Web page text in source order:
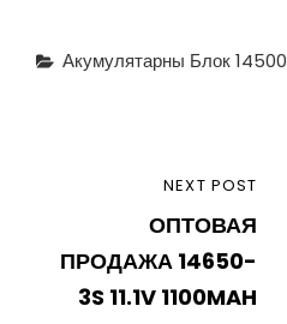
Categories
Акумулятарны Блок 14500
Навігацыя
запісах
NEXT POST
ОПТОВАЯ
ПРОДАЖА 14650-
3S 11.1V 1100MAH